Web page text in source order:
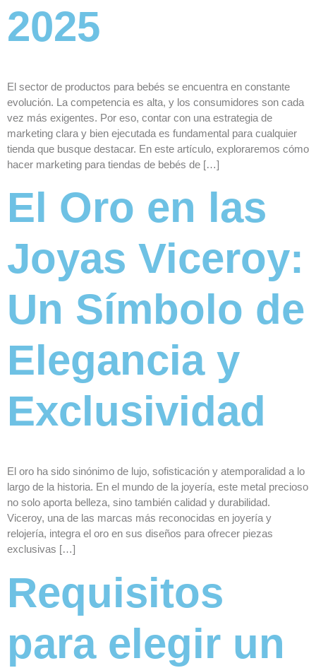
2025
El sector de productos para bebés se encuentra en constante
evolución. La competencia es alta, y los consumidores son cada
vez más exigentes. Por eso, contar con una estrategia de
marketing clara y bien ejecutada es fundamental para cualquier
tienda que busque destacar. En este artículo, exploraremos cómo
hacer marketing para tiendas de bebés de […]
El Oro en las
Joyas Viceroy:
Un Símbolo de
Elegancia y
Exclusividad
El oro ha sido sinónimo de lujo, sofisticación y atemporalidad a lo
largo de la historia. En el mundo de la joyería, este metal precioso
no solo aporta belleza, sino también calidad y durabilidad.
Viceroy, una de las marcas más reconocidas en joyería y
relojería, integra el oro en sus diseños para ofrecer piezas
exclusivas […]
Requisitos
para elegir un